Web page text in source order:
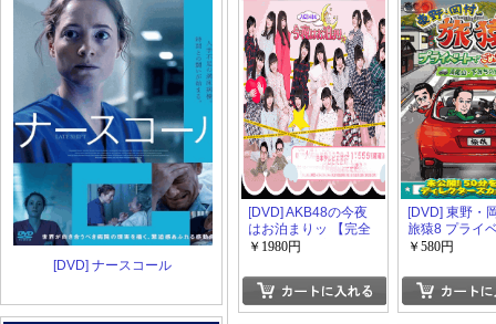
[DVD] ナースコール
[DVD] AKB48の今夜
はお泊まりッ 【完全
版】(初回生産限定版)
￥1980円
[DVD] 東野・
旅猿8 プライ
ごめんなさい
プレミアム完
￥580円